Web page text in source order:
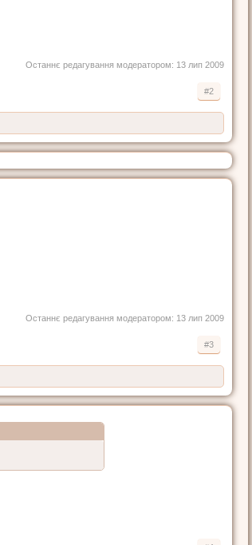
Останнє редагування модератором: 13 лип 2009
#2
Останнє редагування модератором: 13 лип 2009
#3